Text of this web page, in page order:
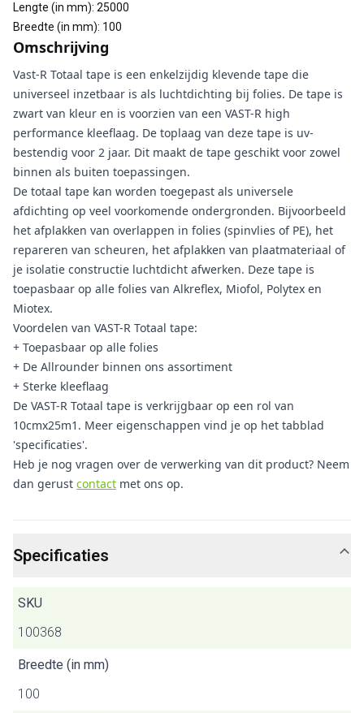
Lengte (in mm): 25000
Breedte (in mm): 100
Omschrijving
Vast-R Totaal tape is een enkelzijdig klevende tape die
universeel inzetbaar is als luchtdichting bij folies. De tape is
zwart van kleur en is voorzien van een VAST-R high
performance kleeflaag. De toplaag van deze tape is uv-
bestendig voor 2 jaar. Dit maakt de tape geschikt voor zowel
binnen als buiten toepassingen.
De totaal tape kan worden toegepast als universele
afdichting op veel voorkomende ondergronden. Bijvoorbeeld
het afplakken van overlappen in folies (spinvlies of PE), het
repareren van scheuren, het afplakken van plaatmateriaal of
je isolatie constructie luchtdicht afwerken. Deze tape is
toepasbaar op alle folies van Alkreflex, Miofol, Polytex en
Miotex.
Voordelen van VAST-R Totaal tape:
+ Toepasbaar op alle folies
+ De Allrounder binnen ons assortiment
+ Sterke kleeflaag
De VAST-R Totaal tape is verkrijgbaar op een rol van
10cmx25m1. Meer eigenschappen vind je op het tabblad
'specificaties'.
Heb je nog vragen over de verwerking van dit product? Neem
dan gerust contact met ons op.
Specificaties
SKU
100368
Breedte (in mm)
100